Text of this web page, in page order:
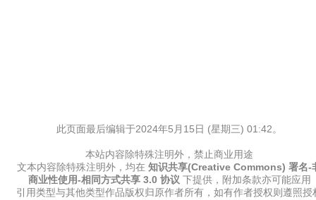
此页面最后编辑于2024年5月15日 (星期三) 01:42。
本站内容除特殊注明外，禁止商业用途
文本内容除特殊注明外，均在 知识共享(Creative Commons) 署名-
商业性使用-相同方式共享 3.0 协议 下提供，附加条款亦可能应用
引用类型与其他类型作品版权归原作者所有，如有作者授权则遵照授